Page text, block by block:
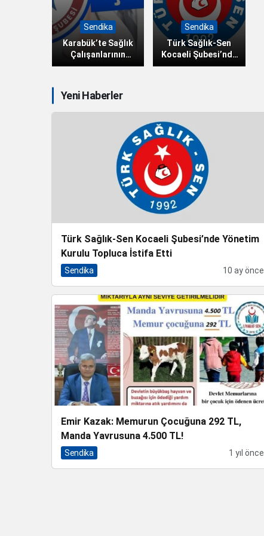
Sendika
Karabük’te Sağlık
Çalışanlarının
Banka Promosyon
Sendika
Türk Sağlık-Sen
Kocaeli Şubesi’nde
Yönetim Kurulu
Yeni Haberler
Türk Sağlık-Sen Kocaeli Şubesi’nde Yönetim
Kurulu Topluca İstifa Etti
Sendika 10 ay önce
Emir Kazak: Memurun Çocuğuna 292 TL,
Manda Yavrusuna 4.500 TL!
Sendika 1 yıl önce